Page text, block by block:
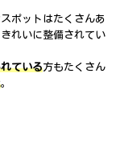
ポットはたくさんあ
れいに整備されてい
ている方もたくさん
。